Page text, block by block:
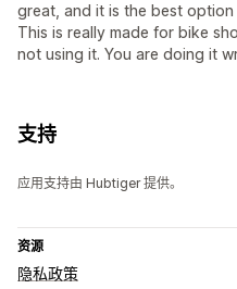
great, and it is the best
This is really made for bike
not using it. You are doing it
支持
应用支持由 Hubtiger 提供。
资源
隐私政策